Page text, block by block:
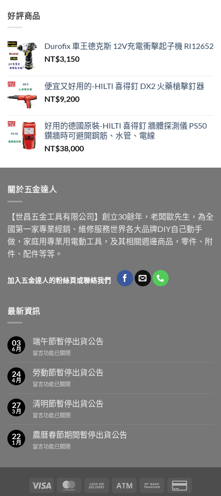
到
NT$650
好評商品
Durofix 車王德克斯 12V充電衝擊起子機 RI12652
NT$3,150
便宜又好用的-HILTI 喜得釘 DX2 火藥槍擊釘器
NT$9,200
好用的德國原裝-HILTI 喜得釘 牆體探測儀 PS50
鑽牆時可避開鋼筋、水管、電線
NT$38,000
關於五金達人
【世昌五金工具有限公司】創立30餘年，老闆歐先生，為全
國第一家專業經銷、維修服務世界各大品牌DIY自己動手
做，家庭用專業用電動工具，及其相關週邊商品，零件、附
件、配件等等。
加入五金達人的粉絲頁或聯絡我們
最新資訊
03
6 月
端午節暫停出貨公告
在
午
節
暫
出
貨
公
中
留言功能已關閉
24
4 月
勞動節暫停出貨公告
在
動
節
暫
出
貨
公
中
留言功能已關閉
27
3 月
清明節暫停出貨公告
在
明
節
暫
公
告〉
留言功能已關閉
22
1 月
農曆春節期間暫停出貨公告
在
期
留言功能已關閉
Visa MasterCardCash
Atm
Bank